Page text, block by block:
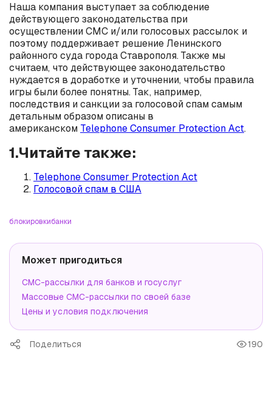
Наша компания выступает за соблюдение
действующего законодательства при
осуществлении СМС и/или голосовых рассылок и
поэтому поддерживает решение Ленинского
районного суда города Ставрополя. Также мы
считаем, что действующее законодательство
нуждается в доработке и уточнении, чтобы правила
игры были более понятны. Так, например,
последствия и санкции за голосовой спам самым
детальным образом описаны в
американском Telephone Consumer Protection Act.
1.Читайте также:
Telephone Consumer Protection Act
Голосовой спам в США
блокировкибанки
Может пригодиться
СМС-рассылки для банков и госуслуг
Массовые СМС-рассылки по своей базе
Цены и условия подключения
Поделиться 190